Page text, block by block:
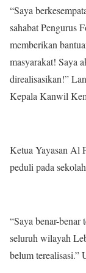
“Saya
sahabat Pengurus
memberikan
masyarakat! Saya
direalisasikan!”
Kepala Kanwil
Ketua Yayasan Al
peduli pada
“Saya benar-
seluruh wilayah
belum terealisasi.”